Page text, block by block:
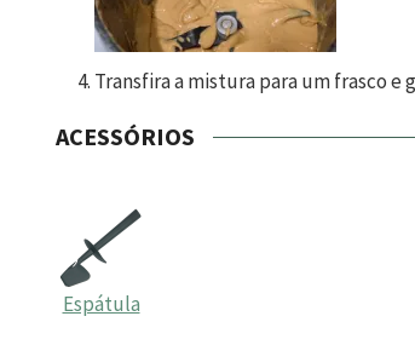
Transfira a mistura para um frasco e
ACESSÓRIOS
Espátula